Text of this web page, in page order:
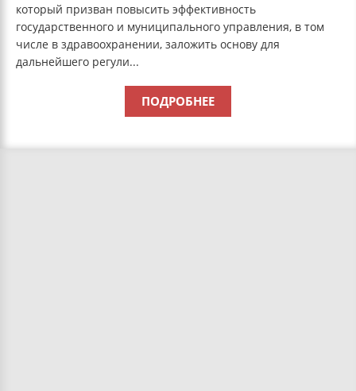
который призван повысить эффективность
государственного и муниципального управления, в том
числе в здравоохранении, заложить основу для
дальнейшего регули...
ПОДРОБНЕЕ